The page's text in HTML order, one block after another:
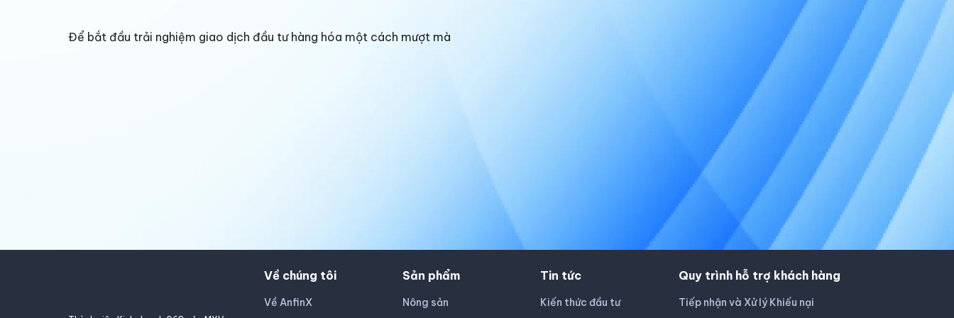
Để bắt đầu trải nghiệm giao dịch đầu tư hàng hóa một cách mượt mà
Về chúng tôi
Về AnfinX
Sản phẩm
Nông sản
Tin tức
Kiến thức đầu tư
Quy trình hỗ trợ khách hàng
Tiếp nhận và Xử lý Khiếu nại